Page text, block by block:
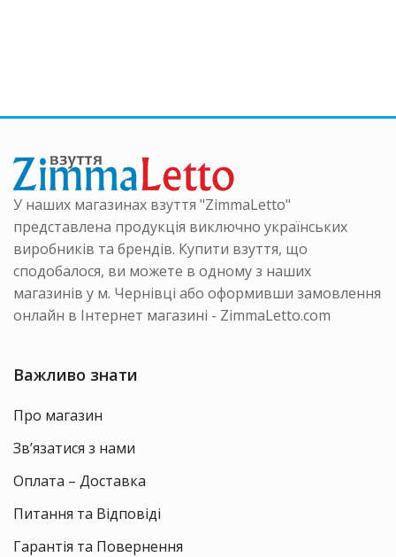
можна
сторінці
товару
У наших магазинах взуття "ZimmaLetto"
представлена продукція виключно українських
виробників та брендів. Купити взуття, що
сподобалося, ви можете в одному з наших
магазинів у м. Чернівці або оформивши замовлення
онлайн в Інтернет магазині - ZimmaLetto.com
Важливо знати
Про магазин
Зв’язатися з нами
Оплата – Доставка
Питання та Відповіді
Гарантія та Повернення